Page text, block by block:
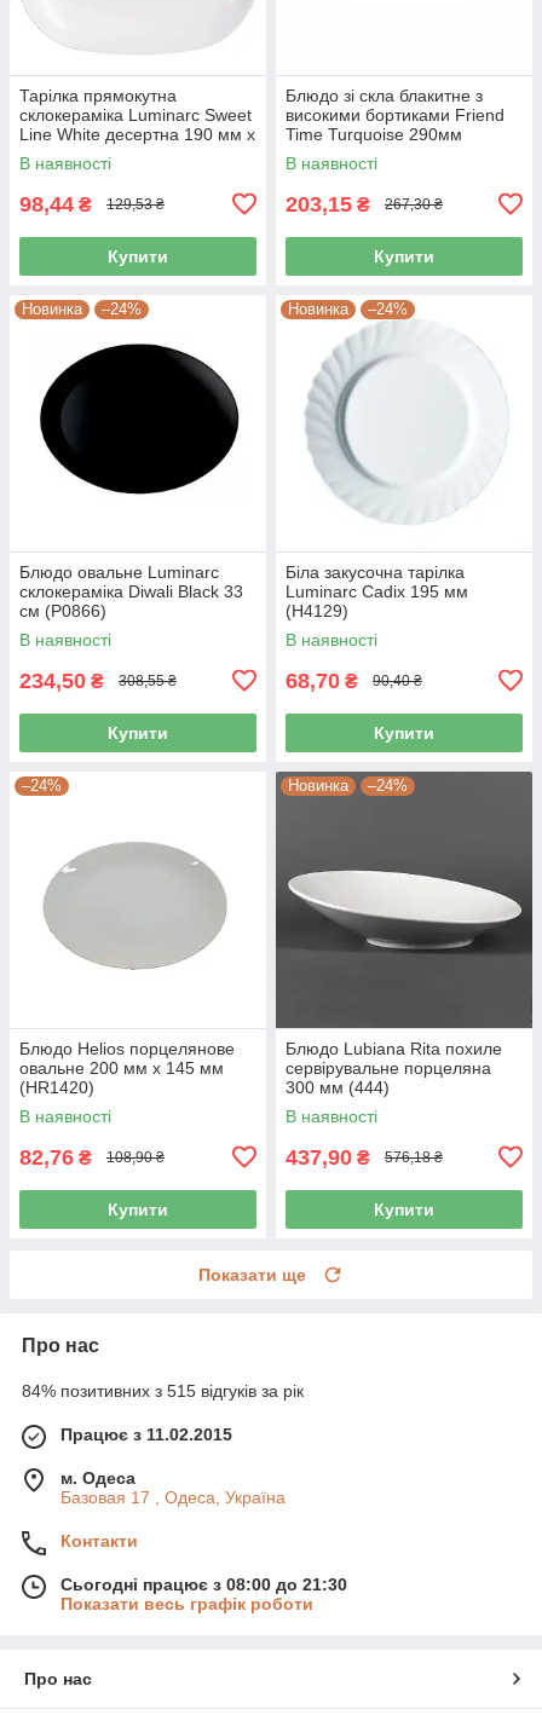
Тарілка прямокутна
склокераміка Luminarc Sweet
Line White десертна 190 мм х
210 мм (J0561)
В наявності
98,44 ₴ 129,53 ₴
Купити
Блюдо зі скла блакитне з
високими бортиками Friend
Time Turquoise 290мм
Luminarc (P6362)
В наявності
203,15 ₴ 267,30 ₴
Купити
Новинка –24%
Блюдо овальне Luminarc
склокераміка Diwali Black 33
см (P0866)
В наявності
234,50 ₴ 308,55 ₴
Купити
Новинка –24%
Біла закусочна тарілка
Luminarc Cadix 195 мм
(Н4129)
В наявності
68,70 ₴ 90,40 ₴
Купити
–24%
Блюдо Helios порцелянове
овальне 200 мм х 145 мм
(HR1420)
В наявності
82,76 ₴ 108,90 ₴
Купити
Новинка –24%
Блюдо Lubiana Rita похиле
сервірувальне порцеляна
300 мм (444)
В наявності
437,90 ₴ 576,18 ₴
Купити
Показати ще
Про нас
84% позитивних з 515 відгуків за рік
Працює з 11.02.2015
м. Одеса
Базовая 17 , Одеса, Україна
Контакти
Сьогодні працює з 08:00 до 21:30
Показати весь графік роботи
Про нас